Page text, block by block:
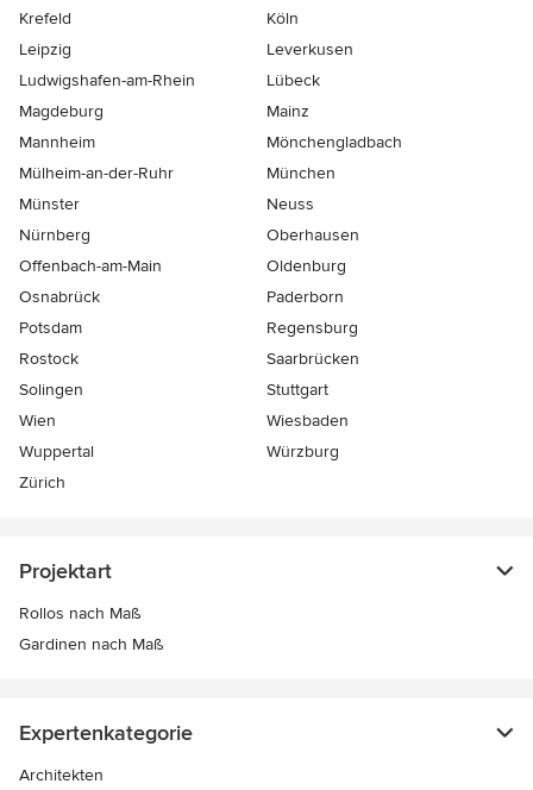
Krefeld
Köln
Leipzig
Leverkusen
Ludwigshafen-am-Rhein
Lübeck
Magdeburg
Mainz
Mannheim
Mönchen­gladbach
Mülheim-an-der-Ruhr
München
Münster
Neuss
Nürnberg
Oberhausen
Offenbach-am-Main
Oldenburg
Osnabrück
Paderborn
Potsdam
Regensburg
Rostock
Saarbrücken
Solingen
Stuttgart
Wien
Wiesbaden
Wuppertal
Würzburg
Zürich
Projektart
Rollos nach Maß
Gardinen nach Maß
Expertenkategorie
Architekten